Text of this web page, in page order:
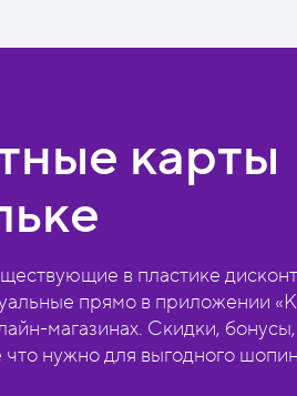
карты
в пластике
прямо в приложении
магазинах. Скидки,
нужно для выгодного